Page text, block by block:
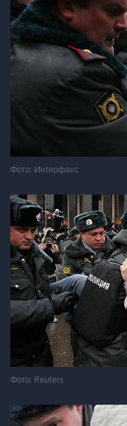
Фото: Интерфакс
Фото: Reuters